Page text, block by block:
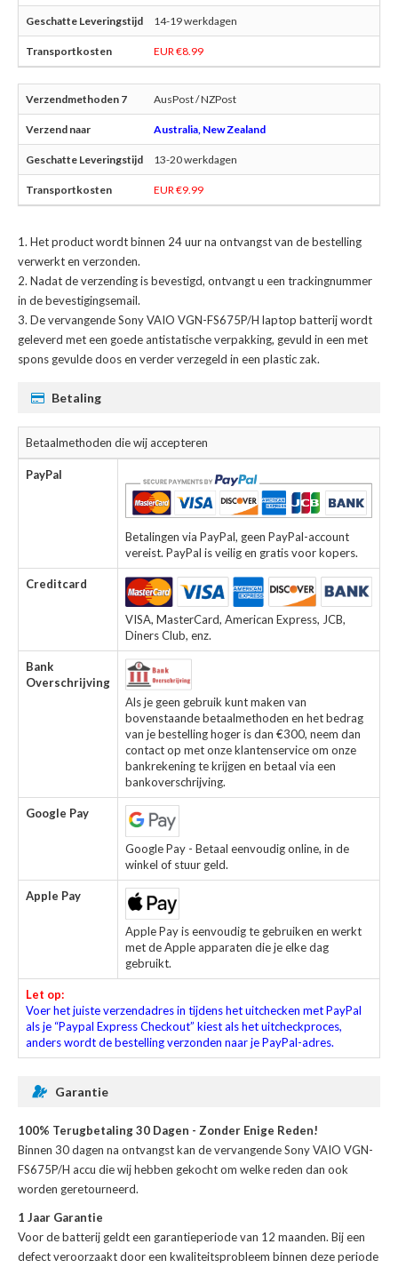
14-19 werkdagen
EUR €8.99
AusPost / NZPost
Australia, New Zealand
13-20 werkdagen
EUR €9.99
Het product wordt binnen 24 uur na ontvangst van de bestelling
verwerkt en verzonden.
Nadat de verzending is bevestigd, ontvangt u een trackingnummer
in de bevestigingsemail.
Devervangende Sony VAIO VGN-FS675P/H laptop batterijwordt
geleverd met een goede antistatische verpakking, gevuld in een met
spons gevulde doos en verder verzegeld in een plastic zak.
Betaling
Betaalmethoden die wij accepteren
PayPal
Betalingen via PayPal, geen PayPal-account
vereist. PayPal is veilig en gratis voor kopers.
Creditcard
VISA, MasterCard, American Express, JCB,
Diners Club, enz.
Bank
Overschrijving
Als je geen gebruik kunt maken van
bovenstaande betaalmethoden en het bedrag
van je bestelling hoger is dan €300, neem dan
contact op met onze klantenservice om onze
bankrekening te krijgen en betaal via een
bankoverschrijving.
Google Pay
Google Pay - Betaal eenvoudig online, in de
winkel of stuur geld.
Apple Pay
Apple Pay is eenvoudig te gebruiken en werkt
met de Apple apparaten die je elke dag
gebruikt.
Let op:
Voer het juiste verzendadres in tijdens het uitchecken met PayPal
als je “Paypal Express Checkout” kiest als het uitcheckproces,
anders wordt de bestelling verzonden naar je PayPal-adres.
Garantie
100% Terugbetaling 30 Dagen - Zonder Enige Reden!
Binnen 30 dagen na ontvangst kan devervangende Sony VAIO VGN-
FS675P/H accu die wij hebben gekocht om welke reden dan ook
worden geretourneerd.
1 Jaar Garantie
Voor debatterij geldt een garantieperiode van 12 maanden. Bij een
defect veroorzaakt door een kwaliteitsprobleem binnen deze periode